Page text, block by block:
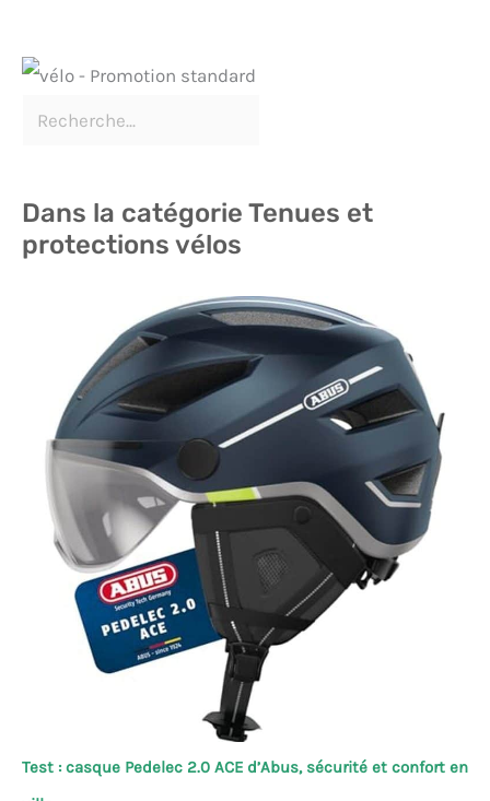
Dans la catégorie Tenues et
protections vélos
Test : casque Pedelec 2.0 ACE d’Abus, sécurité et confort en